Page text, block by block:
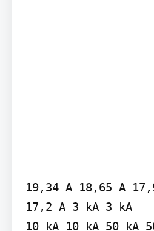
19,34 A 18,65 A
17,2 A 3 kA 3 kA
10 kA 10 kA 50 kA